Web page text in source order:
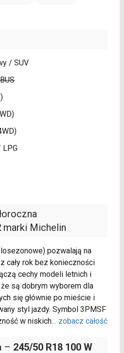
marki Michelin
pozwalają na
cały rok bez konieczności
cechy modeli letnich i
są dobrym wyborem dla
się głównie po mieście i
styl jazdy. Symbol 3PMSF
w niskich... zobacz całość
– 245/50 R18 100 W
/ SUV
LPG